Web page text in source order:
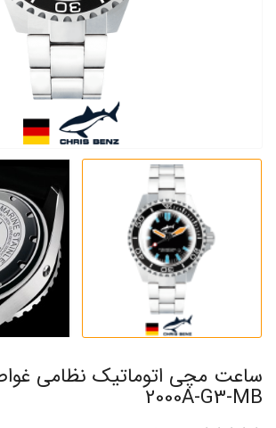
2000A-G3-MB